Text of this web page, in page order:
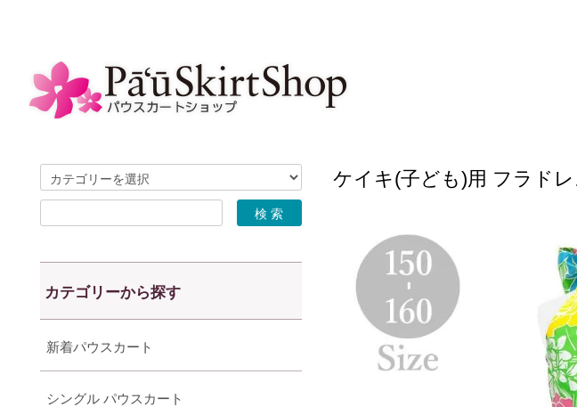
ケイキ(子ども)用 フラドレ
カテゴリーから探す
新着パウスカート
シングル パウスカート